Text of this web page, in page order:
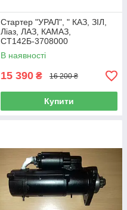
Стартер "УРАЛ", " КАЗ, ЗІЛ,
Ліаз, ЛАЗ, КАМАЗ,
СТ142Б-3708000
В наявності
15 390 ₴ 16 200 ₴
Купити